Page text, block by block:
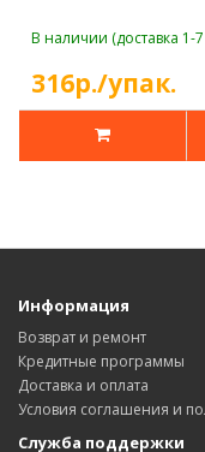
В наличии (доставка 1-
316р./упак.
Информация
Возврат и ремонт
Кредитные программы
Доставка и оплата
Условия соглашения и
Служба поддержки